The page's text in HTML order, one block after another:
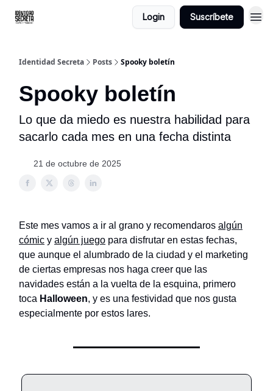
Login Suscríbete
Identidad Secreta Posts Spooky boletín
Spooky boletín
Lo que da miedo es nuestra habilidad para
sacarlo cada mes en una fecha distinta
21 de octubre de 2025
Este mes vamos a ir al grano y recomendaros algún
cómic y algún juego para disfrutar en estas fechas,
que aunque el alumbrado de la ciudad y el marketing
de ciertas empresas nos haga creer que las
navidades están a la vuelta de la esquina, primero
toca Halloween, y es una festividad que nos gusta
especialmente por estos lares.